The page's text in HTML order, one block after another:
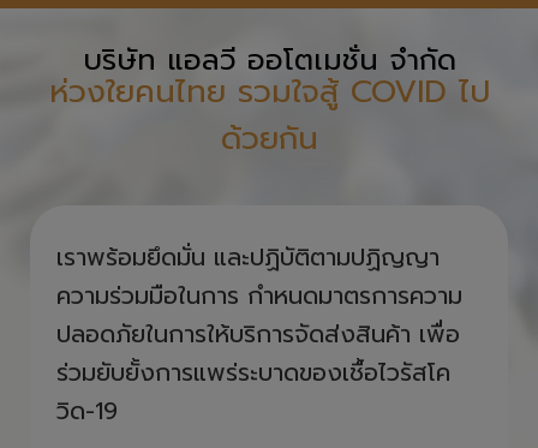
บริษัท แอลวี ออโตเมชั่น จำกัด
ห่วงใยคนไทย รวมใจสู้ COVID ไป
ด้วยกัน
เราพร้อมยึดมั่น และปฏิบัติตามปฏิญญา
ความร่วมมือในการ กำหนดมาตรการความ
ปลอดภัยในการให้บริการจัดส่งสินค้า เพื่อ
ร่วมยับยั้งการแพร่ระบาดของเชื้อไวรัสโค
วิด-19